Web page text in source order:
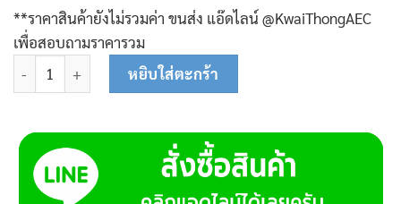
**ราคาสินค้ายังไม่รวมค่า ขนส่ง แอ๊ดไลน์ @KwaiThongAEC
เพื่อสอบถามราคารวม
จำนวน ปะเก็นฝาปิดหน้าปั๊ม 45-0216 ชิ้น
หยิบใส่ตะกร้า